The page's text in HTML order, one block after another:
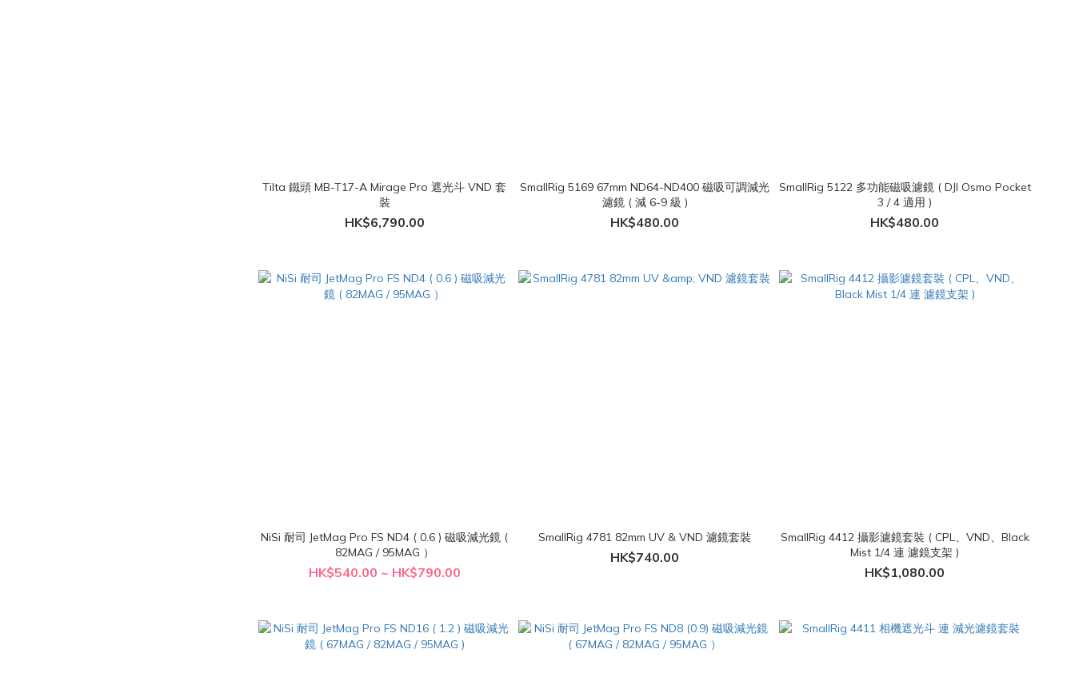
Tilta 鐵頭 MB-T17-A Mirage Pro 遮光斗 VND 套
裝
HK$6,790.00
SmallRig 5169 67mm ND64-ND400 磁吸可調減光
濾鏡 ( 減 6-9 級 )
HK$480.00
SmallRig 5122 多功能磁吸濾鏡 ( DJI Osmo Pocket
3 / 4 適用 )
HK$480.00
NiSi 耐司 JetMag Pro FS ND4 ( 0.6 ) 磁吸減光鏡 (
82MAG / 95MAG ）
HK$540.00 ~ HK$790.00
SmallRig 4781 82mm UV & VND 濾鏡套裝
HK$740.00
SmallRig 4412 攝影濾鏡套裝 ( CPL、VND、Black
Mist 1/4 連 濾鏡支架 )
HK$1,080.00